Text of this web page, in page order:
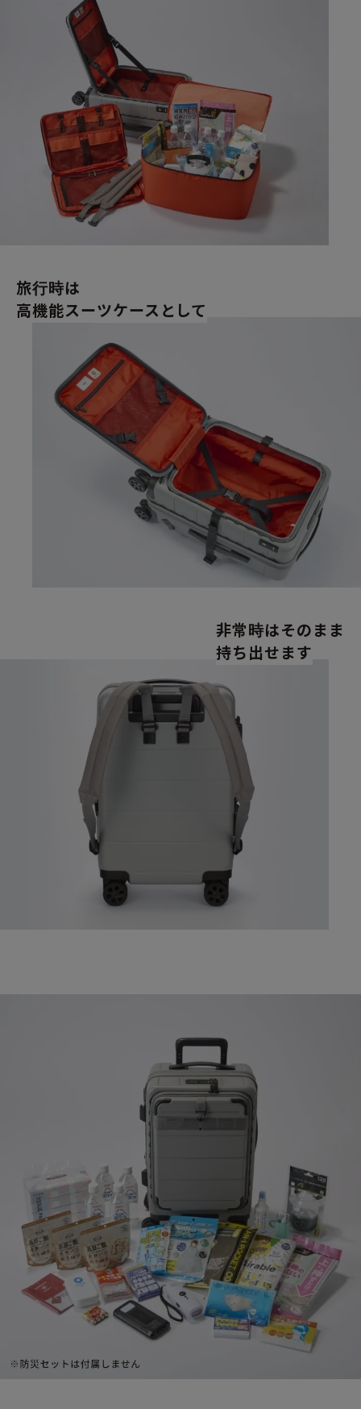
旅行時は
高機能スーツケースとして
非常時はそのまま
持ち出せます